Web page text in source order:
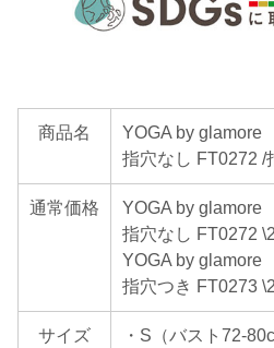
商品名
YOGA by
指穴なし FT0272 /
通常価格
YOGA by
指穴なし FT0272
YOGA by
指穴つき FT0273
サイズ
・S（バスト72-